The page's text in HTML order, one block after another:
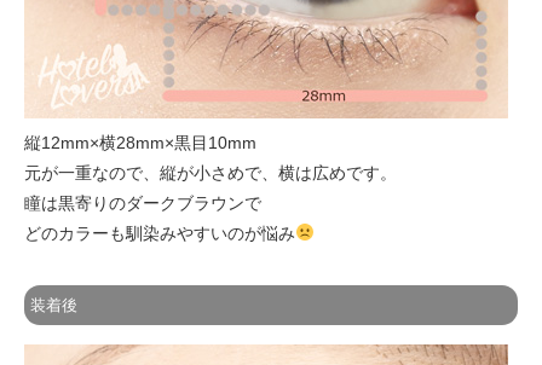
縦12mm×横28mm×黒目10mm
元が一重なので、縦が小さめで、横は広めです。
瞳は黒寄りのダークブラウンで
どのカラーも馴染みやすいのが悩み
装着後